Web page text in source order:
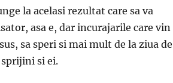
la acelasi rezultat care sa va
asa e, dar incurajarile care vin
sa speri si mai mult de la ziua de
si ei.